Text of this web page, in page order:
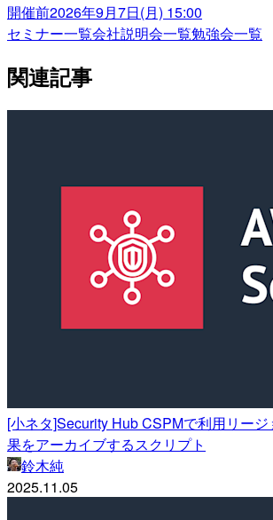
開催前2026年9月7日(月) 15:00
セミナー一覧会社説明会一覧勉強会一覧
関連記事
[小ネタ]Security Hub CSPMで利用リー
果をアーカイブするスクリプト
鈴木純
2025.11.05